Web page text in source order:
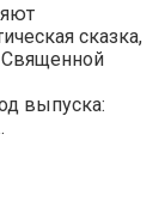
сказка,
Священной
выпуска: